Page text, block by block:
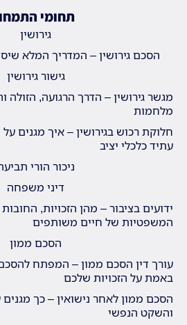
תחומי
גירושין
הסכם גירושין – המדריך המלא
גישור גירושין
מגשר גירושין – הדרך הרגועה, הזולה
מלחמות
חלוקת רכוש בגירושין – איך מגנים
עתיד כלכלי יציב
ניכור הורי
דיני משפחה
ידועים בציבור – מהן הזכויות,
המשפטיות של חיים משותפים
הסכם ממון
עורך דין הסכם ממון – המפתח להסכם
באמת על הזכויות שלכם
הסכם ממון לאחר נישואין – כך מגנים
והשקט הנפשי